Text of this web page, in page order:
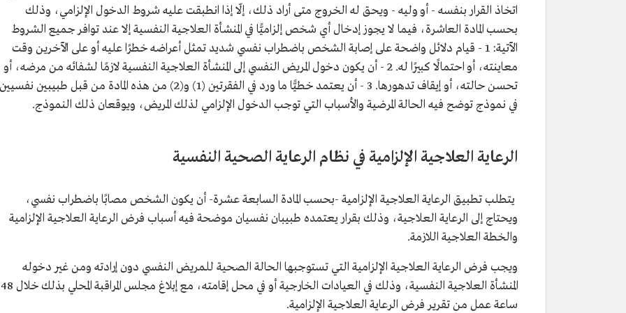
اتخاذ القرار بنفسه - أو وليه - ويحق له الخروج متى أراد ذلك، إلّا إذا انطبقت عليه شروط الدخول الإلزامي، وذلك
بحسب المادة العاشرة، فيما لا يجوز إدخال أي شخص إلزاميًّا في المنشأة العلاجية النفسية إلا عند توافر جميع الشروط
الآتية: 1 - قيام دلائل واضحة على إصابة الشخص باضطراب نفسي شديد تمثل أعراضه خطرًا عليه أو على الآخرين وقت
معاينته، أو احتمالًا كبيرًا له. 2 - أن يكون دخول المريض النفسي إلى المنشأة العلاجية النفسية لازمًا لشفائه من مرضه، أو
تحسن حالته، أو إيقاف تدهورها. 3 - أن يعتمد خطيًّا ما ورد في الفقرتين (1) و(2) من هذه المادة من قبل طبيبين نفسيين
في نموذج توضح فيه الحالة المرضية والأسباب التي توجب الدخول الإلزامي لذلك المريض، ويوقعان ذلك النموذج.
الرعاية العلاجية الإلزامية في نظام الرعاية الصحية النفسية
يتطلب تطبيق الرعاية العلاجية الإلزامية -بحسب المادة السابعة عشرة- أن يكون الشخص مصابًا باضطراب نفسي،
ويحتاج إلى الرعاية العلاجية، وذلك بقرار يعتمده طبيبان نفسيان موضحة فيه أسباب فرض الرعاية العلاجية الإلزامية
والخطة العلاجية اللازمة.
ويجب فرض الرعاية العلاجية الإلزامية التي تستوجبها الحالة الصحية للمريض النفسي دون إرادته ومن غير دخوله
المنشأة العلاجية النفسية، وذلك في العيادات الخارجية أو في محل إقامته، مع إبلاغ مجلس المراقبة المحلي بذلك خلال 48
ساعة عمل من تقرير فرض الرعاية العلاجية الإلزامية.